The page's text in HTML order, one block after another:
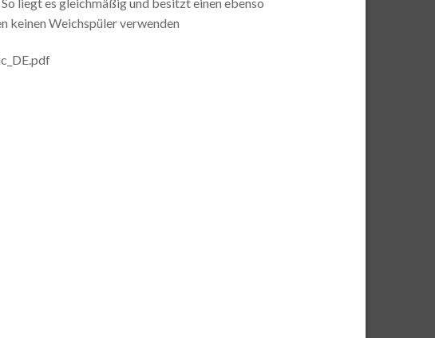
keinen Weichspüler verwenden